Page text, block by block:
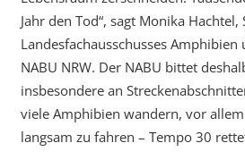
Jahr den Tod“, sagt Monika Hachtel,
Landesfachausschusses
NABU NRW. Der NABU bittet
insbesondere an
viele Amphibien wandern, vor
langsam zu fahren – Tempo 30